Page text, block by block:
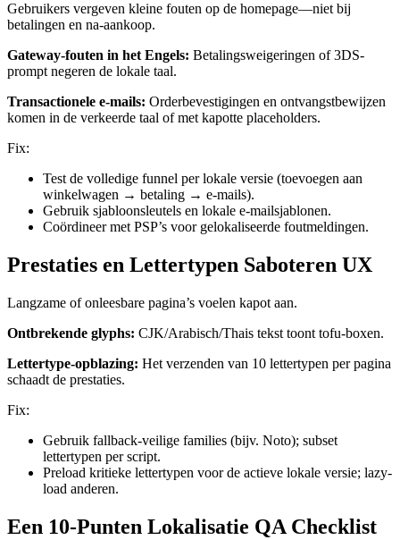
Gebruikers vergeven kleine fouten op de homepage—niet bij
betalingen en na-aankoop.
Gateway-fouten in het Engels: Betalingsweigeringen of 3DS-
prompt negeren de lokale taal.
Transactionele e-mails: Orderbevestigingen en ontvangstbewijzen
komen in de verkeerde taal of met kapotte placeholders.
Fix:
Test de volledige funnel per lokale versie (toevoegen aan
winkelwagen → betaling → e-mails).
Gebruik sjabloonsleutels en lokale e-mailsjablonen.
Coördineer met PSP’s voor gelokaliseerde foutmeldingen.
Prestaties en Lettertypen Saboteren UX
Langzame of onleesbare pagina’s voelen kapot aan.
Ontbrekende glyphs: CJK/Arabisch/Thais tekst toont tofu-boxen.
Lettertype-opblazing: Het verzenden van 10 lettertypen per pagina
schaadt de prestaties.
Fix:
Gebruik fallback-veilige families (bijv. Noto); subset
lettertypen per script.
Preload kritieke lettertypen voor de actieve lokale versie; lazy-
load anderen.
Een 10-Punten Lokalisatie QA Checklist